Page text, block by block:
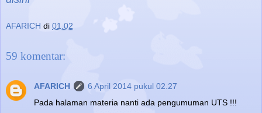
AFARICH di 01.02
59 komentar:
AFARICH
6 April 2014 pukul 02.27
Pada halaman materia nanti ada pengumuman UTS !!!